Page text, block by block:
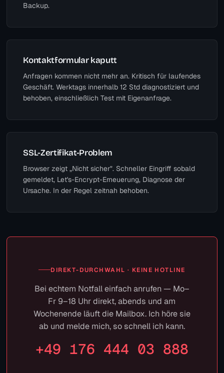
Backup.
Kontaktformular kaputt
Anfragen kommen nicht mehr an. Kritisch für laufendes
Geschäft. Werktags innerhalb 12 Std diagnostiziert und
behoben, einschließlich Test mit Eigenanfrage.
SSL-Zertifikat-Problem
Browser zeigt „Nicht sicher". Schneller Eingriff sobald
gemeldet, Let's-Encrypt-Erneuerung, Diagnose der
Ursache. In der Regel zeitnah behoben.
DIREKT-DURCHWAHL · KEINE HOTLINE
Bei echtem Notfall einfach anrufen — Mo–
Fr 9–18 Uhr direkt, abends und am
Wochenende läuft die Mailbox. Ich höre sie
ab und melde mich, so schnell ich kann.
+49 176 444 03 888